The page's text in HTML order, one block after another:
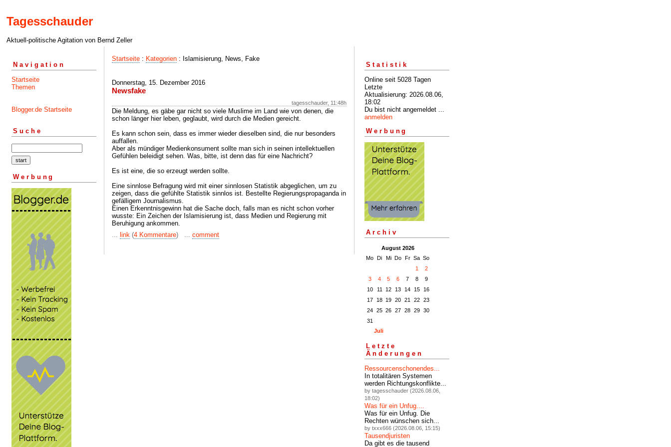
Tagesschauder
Aktuell-politische Agitation von Bernd Zeller
Navigation
Startseite
Themen
Blogger.de Startseite
Suche
Werbung
Startseite : Kategorien : Islamisierung, News, Fake
Donnerstag, 15. Dezember 2016
Newsfake
tagesschauder, 11:48h
Die Meldung, es gäbe gar nicht so viele Muslime im Land wie von denen, die
schon länger hier leben, geglaubt, wird durch die Medien gereicht.
Es kann schon sein, dass es immer wieder dieselben sind, die nur besonders
auffallen.
Aber als mündiger Medienkonsument sollte man sich in seinen intellektuellen
Gefühlen beleidigt sehen. Was, bitte, ist denn das für eine Nachricht?
Es ist eine, die so erzeugt werden sollte.
Eine sinnlose Befragung wird mit einer sinnlosen Statistik abgeglichen, um zu
zeigen, dass die gefühlte Statistik sinnlos ist. Bestellte Regierungspropaganda in
gefälligem Journalismus.
Einen Erkenntnisgewinn hat die Sache doch, falls man es nicht schon vorher
wusste: Ein Zeichen der Islamisierung ist, dass Medien und Regierung mit
Beruhigung ankommen.
... link (4 Kommentare) ... comment
Statistik
Online seit 5028 Tagen
Letzte
Aktualisierung: 2026.08.06,
18:02
Du bist nicht angemeldet ...
anmelden
Werbung
Archiv
August 2026
Mo Di Mi Do Fr Sa So
1
2
3
4 5 6 7 8
9
10
11 12 13 14 15
16
17
18 19 20 21 22
23
24
25 26 27 28 29
30
31
Juli
Letzte
Änderungen
Ressourcenschonendes...
In totalitären Systemen
werden Richtungskonflikte...
by tagesschauder (2026.08.06,
18:02)
Was für ein Unfug....
Was für ein Unfug. Die
Rechten wünschen sich...
by txxx666 (2026.08.06, 15:15)
Tausendjuristen
Da gibt es die tausend